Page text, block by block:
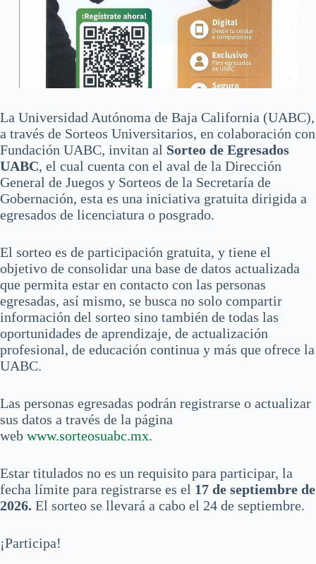
La Universidad Autónoma de Baja California (UABC),
a través de Sorteos Universitarios, en colaboración con
Fundación UABC, invitan al Sorteo de Egresados
UABC, el cual cuenta con el aval de la Dirección
General de Juegos y Sorteos de la Secretaría de
Gobernación, esta es una iniciativa gratuita dirigida a
egresados de licenciatura o posgrado.
El sorteo es de participación gratuita, y tiene el
objetivo de consolidar una base de datos actualizada
que permita estar en contacto con las personas
egresadas, así mismo, se busca no solo compartir
información del sorteo sino también de todas las
oportunidades de aprendizaje, de actualización
profesional, de educación continua y más que ofrece la
UABC.
Las personas egresadas podrán registrarse o actualizar
sus datos a través de la página
web www.sorteosuabc.mx.
Estar titulados no es un requisito para participar, la
fecha límite para registrarse es el 17 de septiembre de
2026. El sorteo se llevará a cabo el 24 de septiembre.
¡Participa!